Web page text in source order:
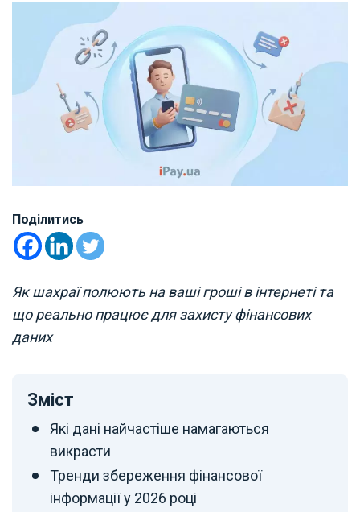
Поділитись
Як шахраї полюють на ваші гроші в інтернеті та
що реально працює для захисту фінансових
даних
Зміст
Які дані найчастіше намагаються
викрасти
Тренди збереження фінансової
інформації у 2026 році